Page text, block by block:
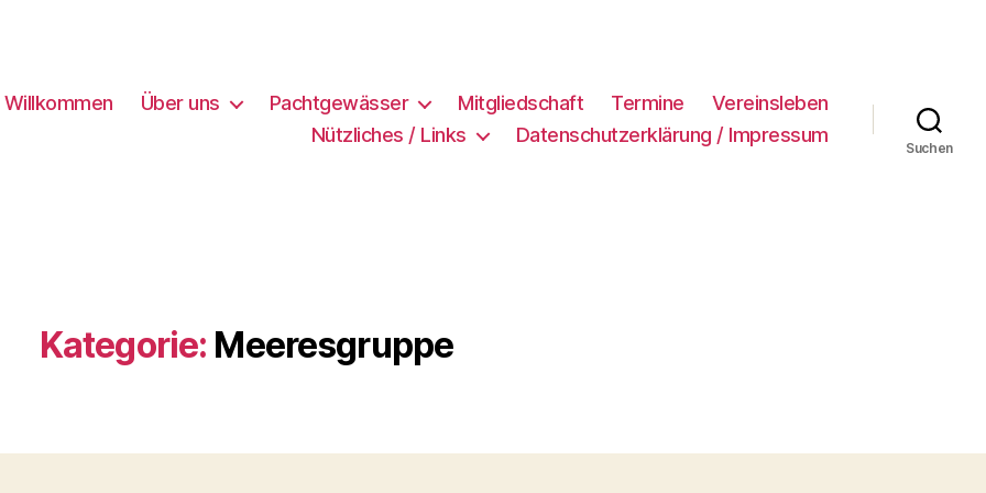
Über uns Pachtgewässer Mitgliedschaft Termine
Vereinsleben
Nützliches / Links
Datenschutzerklärung / Impressum
Suchen
Kategorie: Meeresgruppe